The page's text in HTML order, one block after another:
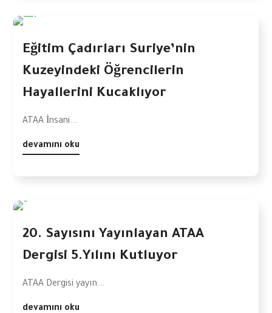
Eğitim Çadırları Suriye’nin
Kuzeyindeki Öğrencilerin
Hayallerini Kucaklıyor
ATAA İnsani...
devamını oku
20. Sayısını Yayınlayan ATAA
Dergisi 5.Yılını Kutluyor
ATAA Dergisi yayın...
devamını oku